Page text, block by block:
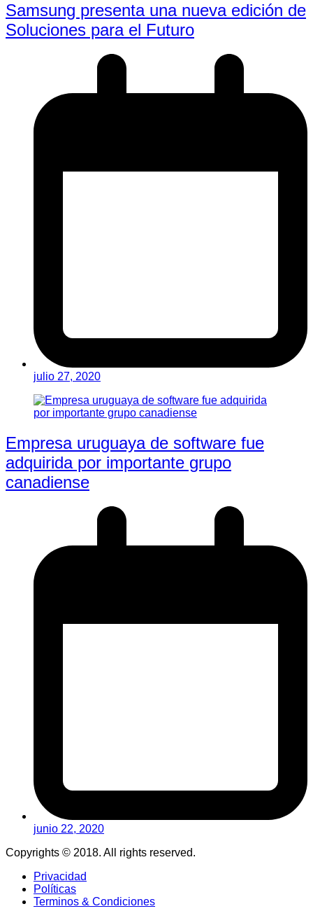
Samsung presenta una nueva edición de
Soluciones para el Futuro
julio 27, 2020
Empresa uruguaya de software fue
adquirida por importante grupo
canadiense
junio 22, 2020
Copyrights © 2018. All rights reserved.
Privacidad
Políticas
Terminos & Condiciones